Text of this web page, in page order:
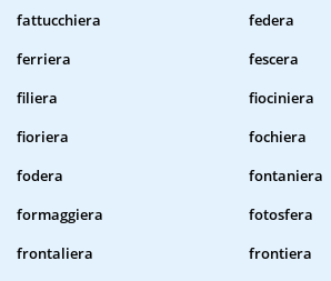
fattucchiera
federa
ferriera
fescera
filiera
fiociniera
fioriera
fochiera
fodera
fontaniera
formaggiera
fotosfera
frontaliera
frontiera